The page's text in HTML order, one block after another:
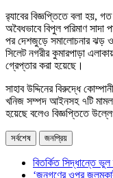
র‌্যাবের বিজ্ঞপ্তিতে বলা হয়,
অবৈধভাবে বিপুল পরিমাণ
পর দেশজুড়ে সমালোচনার ঝড়
সিলেট নগরীর কুমারপাড়া
গ্রেপ্তার করা হয়েছে।
সাহাব উদ্দিনের বিরুদ্ধে
খনিজ সম্পদ আইনসহ ৭টি
হয়েছে বলেও বিজ্ঞপ্তিতে
সর্বশেষ জনপ্রিয়
বিতর্কিত সিদ্ধান্তে
‘জনগণের ওপর